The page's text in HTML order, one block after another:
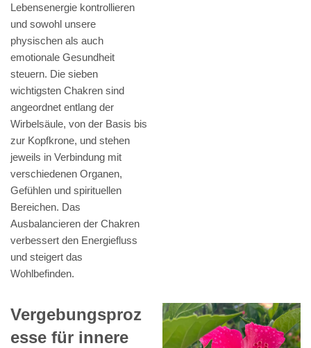
Lebensenergie kontrollieren
und sowohl unsere
physischen als auch
emotionale Gesundheit
steuern. Die sieben
wichtigsten Chakren sind
angeordnet entlang der
Wirbelsäule, von der Basis bis
zur Kopfkrone, und stehen
jeweils in Verbindung mit
verschiedenen Organen,
Gefühlen und spirituellen
Bereichen. Das
Ausbalancieren der Chakren
verbessert den Energiefluss
und steigert das
Wohlbefinden.
Vergebungsproz
esse für innere